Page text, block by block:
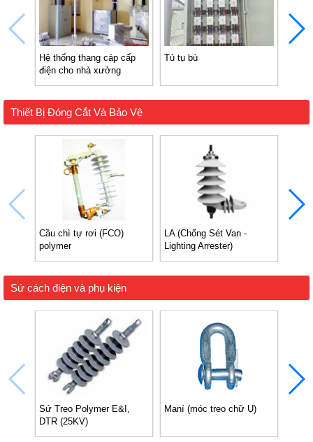
Hệ thống thang cáp cấp
điện cho nhà xưởng
Tủ tụ bù
Thiết Bị Đóng Cắt Và Bảo Vệ
Cầu chì tự rơi (FCO)
polymer
LA (Chống Sét Van -
Lighting Arrester)
Sứ cách điện và phụ kiện
Sứ Treo Polymer E&I,
DTR (25KV)
Maní (móc treo chữ U)